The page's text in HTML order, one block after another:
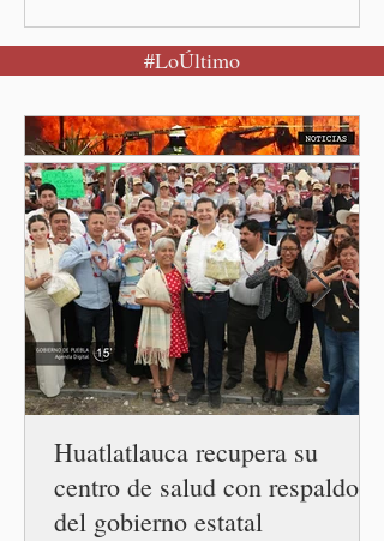
secretario de Salud
federal, David Kershenobich
exista un brote activo de
ciclosporiasis en México,
luego del incremento de
casos registrado en Estados
Unidos. Durante la
conferencia matutina en
Palacio Nacional, el
funcionario informó que en
el país únicamente se han
confirmado 33 casos de esta
enferme
#LoÚltimo
Huatlatlauca recupera su
centro de salud con respaldo
del gobierno estatal